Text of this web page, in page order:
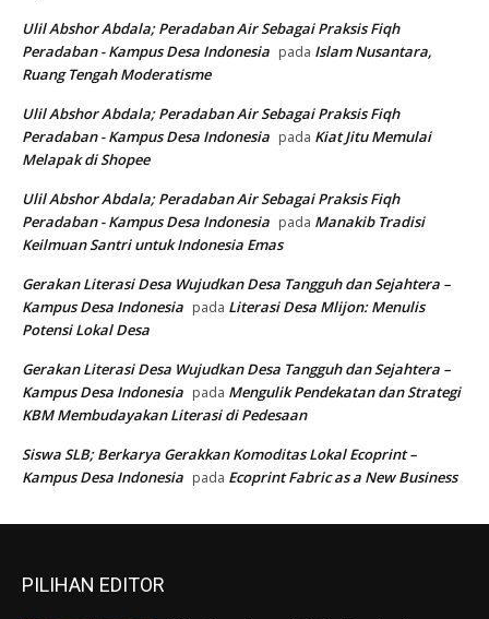
Ulil Abshor Abdala; Peradaban Air Sebagai Praksis Fiqh
Peradaban - Kampus Desa Indonesia pada Islam Nusantara,
Ruang Tengah Moderatisme
Ulil Abshor Abdala; Peradaban Air Sebagai Praksis Fiqh
Peradaban - Kampus Desa Indonesia pada Kiat Jitu Memulai
Melapak di Shopee
Ulil Abshor Abdala; Peradaban Air Sebagai Praksis Fiqh
Peradaban - Kampus Desa Indonesia pada Manakib Tradisi
Keilmuan Santri untuk Indonesia Emas
Gerakan Literasi Desa Wujudkan Desa Tangguh dan Sejahtera –
Kampus Desa Indonesia pada Literasi Desa Mlijon: Menulis
Potensi Lokal Desa
Gerakan Literasi Desa Wujudkan Desa Tangguh dan Sejahtera –
Kampus Desa Indonesia pada Mengulik Pendekatan dan Strategi
KBM Membudayakan Literasi di Pedesaan
Siswa SLB; Berkarya Gerakkan Komoditas Lokal Ecoprint –
Kampus Desa Indonesia pada Ecoprint Fabric as a New Business
PILIHAN EDITOR